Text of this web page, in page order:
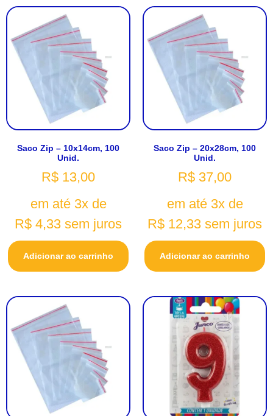
Saco Zip – 10x14cm, 100
Unid.
R$ 13,00
em até 3x de
R$ 4,33 sem juros
Adicionar ao carrinho
Saco Zip – 20x28cm, 100
Unid.
R$ 37,00
em até 3x de
R$ 12,33 sem juros
Adicionar ao carrinho